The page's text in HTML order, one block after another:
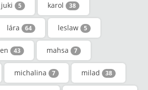
juki 5 karol 38
lára 64 leslaw 5
43 mahsa 7
michalina 7 milad 38